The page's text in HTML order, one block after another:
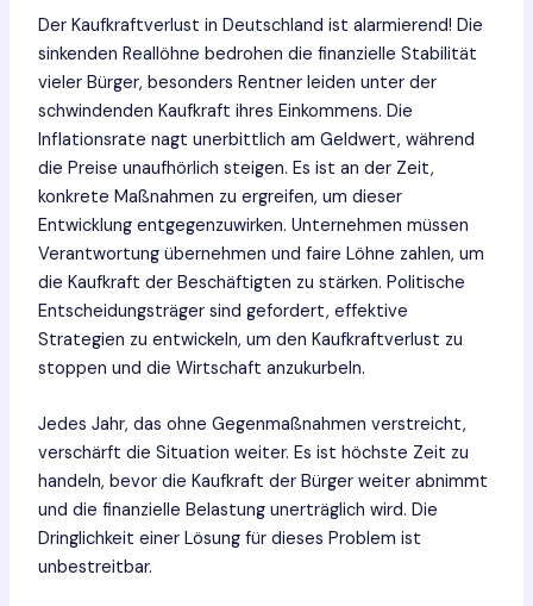
Der Kaufkraftverlust in Deutschland ist alarmierend! Die
sinkenden Reallöhne bedrohen die finanzielle Stabilität
vieler Bürger, besonders Rentner leiden unter der
schwindenden Kaufkraft ihres Einkommens. Die
Inflationsrate nagt unerbittlich am Geldwert, während
die Preise unaufhörlich steigen. Es ist an der Zeit,
konkrete Maßnahmen zu ergreifen, um dieser
Entwicklung entgegenzuwirken. Unternehmen müssen
Verantwortung übernehmen und faire Löhne zahlen, um
die Kaufkraft der Beschäftigten zu stärken. Politische
Entscheidungsträger sind gefordert, effektive
Strategien zu entwickeln, um den Kaufkraftverlust zu
stoppen und die Wirtschaft anzukurbeln.
Jedes Jahr, das ohne Gegenmaßnahmen verstreicht,
verschärft die Situation weiter. Es ist höchste Zeit zu
handeln, bevor die Kaufkraft der Bürger weiter abnimmt
und die finanzielle Belastung unerträglich wird. Die
Dringlichkeit einer Lösung für dieses Problem ist
unbestreitbar.